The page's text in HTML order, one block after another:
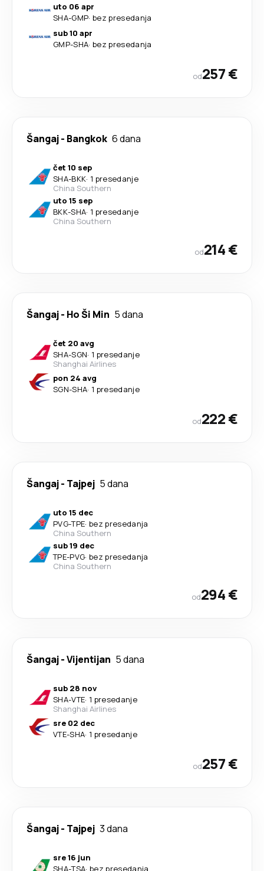
uto 06 apr
SHA-GMP· bez presedanja
sub 10 apr
GMP-SHA· bez presedanja
od257 €
Šangaj- Bangkok 6 dana
čet 10 sep
SHA-BKK· 1 presedanje
China Southern
uto 15 sep
BKK-SHA· 1 presedanje
China Southern
od214 €
Šangaj- Ho Ši Min 5 dana
čet 20 avg
SHA-SGN· 1 presedanje
Shanghai Airlines
pon 24 avg
SGN-SHA· 1 presedanje
od222 €
Šangaj- Tajpej 5 dana
uto 15 dec
PVG-TPE· bez presedanja
China Southern
sub 19 dec
TPE-PVG· bez presedanja
China Southern
od294 €
Šangaj-Vijentijan 5 dana
sub 28 nov
SHA-VTE· 1 presedanje
Shanghai Airlines
sre 02 dec
VTE-SHA· 1 presedanje
od257 €
Šangaj- Tajpej 3 dana
sre 16 jun
SHA-TSA· bez presedanja